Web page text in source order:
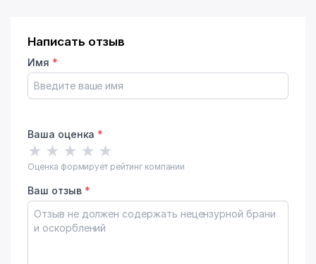
Написать отзыв
Имя *
Ваша оценка *
★ ★ ★ ★ ★
Оценка формирует рейтинг компании
Ваш отзыв *